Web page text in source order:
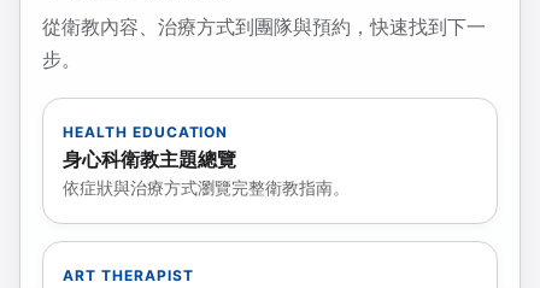
從衛教內容、治療方式到團隊與預約，快速找到下一
步。
HEALTH EDUCATION
身心科衛教主題總覽
依症狀與治療方式瀏覽完整衛教指南。
ART THERAPIST